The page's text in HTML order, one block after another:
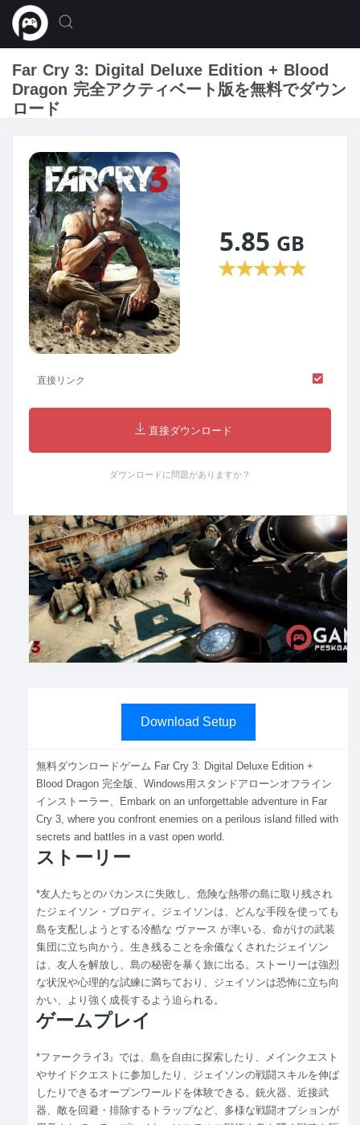
Far Cry 3: Digital Deluxe Edition + Blood
Dragon 完全アクティベート版を無料でダウン
ロード
Download Setup
無料ダウンロードゲーム Far Cry 3: Digital Deluxe Edition +
Blood Dragon 完全版、Windows用スタンドアローンオフライン
インストーラー、Embark on an unforgettable adventure in Far
Cry 3, where you confront enemies on a perilous island filled with
secrets and battles in a vast open world.
ストーリー
*友人たちとのバカンスに失敗し、危険な熱帯の島に取り残され
たジェイソン・ブロディ。ジェイソンは、どんな手段を使っても
島を支配しようとする冷酷な ヴァース が率いる、命がけの武装
集団に立ち向かう。生き残ることを余儀なくされたジェイソン
は、友人を解放し、島の秘密を暴く旅に出る。ストーリーは強烈
な状況や心理的な試練に満ちており、ジェイソンは恐怖に立ち向
かい、より強く成長するよう迫られる。
ゲームプレイ
*ファークライ3』では、島を自由に探索したり、メインクエスト
やサイドクエストに参加したり、ジェイソンの戦闘スキルを伸ば
したりできるオープンワールドを体験できる。銃火器、近接武
器、敵を回避・排除するトラップなど、多様な戦闘オプションが
5.85 GB
★★★★★
直接リンク
直接ダウンロード
ダウンロードに問題がありますか？